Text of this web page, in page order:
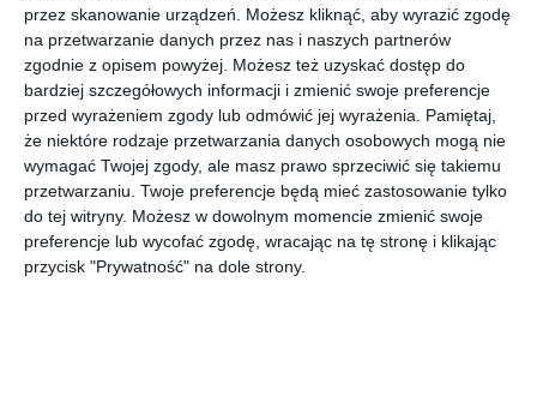
przez skanowanie urządzeń. Możesz kliknąć, aby wyrazić zgodę
na przetwarzanie danych przez nas i naszych partnerów
zgodnie z opisem powyżej. Możesz też uzyskać dostęp do
bardziej szczegółowych informacji i zmienić swoje preferencje
przed wyrażeniem zgody lub odmówić jej wyrażenia.
Pamiętaj,
że niektóre rodzaje przetwarzania danych osobowych mogą nie
wymagać Twojej zgody, ale masz prawo sprzeciwić się takiemu
przetwarzaniu. Twoje preferencje będą mieć zastosowanie tylko
do tej witryny. Możesz w dowolnym momencie zmienić swoje
preferencje lub wycofać zgodę, wracając na tę stronę i klikając
przycisk "Prywatność" na dole strony.
BROOKS
BROTHERS
0BB 487T
1511T607,
przejdź do
sklepu
TORY
BURCH
0TY2151U
2006 895,
przejdź do
sklepu
EMPORIO
ARMANI
0EA1175
3015 454,
przejdź do
RAY-BAN
0RX3447V
2500 ICON
556
przejdź do